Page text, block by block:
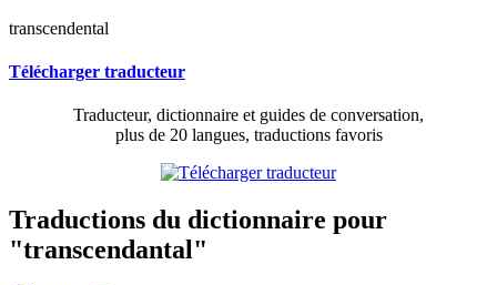
transcendental
Télécharger traducteur
Traducteur, dictionnaire et guides de conversation,
plus de 20 langues, traductions favoris
Traductions du dictionnaire pour
"transcendantal"